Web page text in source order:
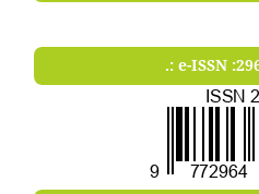
.: e-ISSN